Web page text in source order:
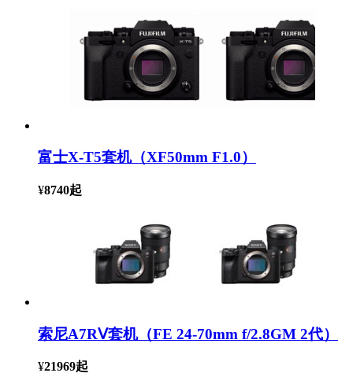
富士X-T5套机（XF50mm F1.0）
¥8740起
索尼A7RⅤ套机（FE 24-70mm f/2.8GM 2代）
¥21969起